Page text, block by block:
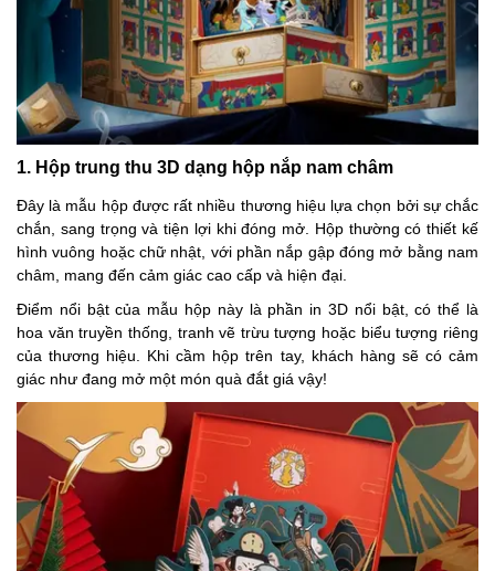
1. Hộp trung thu 3D dạng hộp nắp nam châm
Đây là mẫu hộp được rất nhiều thương hiệu lựa chọn bởi sự chắc
chắn, sang trọng và tiện lợi khi đóng mở. Hộp thường có thiết kế
hình vuông hoặc chữ nhật, với phần nắp gập đóng mở bằng nam
châm, mang đến cảm giác cao cấp và hiện đại.
Điểm nổi bật của mẫu hộp này là phần in 3D nổi bật, có thể là
hoa văn truyền thống, tranh vẽ trừu tượng hoặc biểu tượng riêng
của thương hiệu. Khi cầm hộp trên tay, khách hàng sẽ có cảm
giác như đang mở một món quà đắt giá vậy!